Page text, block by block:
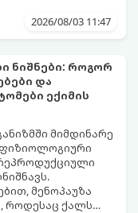
2026/08/03 11:47
ნიშნები: როგორ
და
ექიმის
მიმდინარე
მენოპაუზა
როდესაც ქალს